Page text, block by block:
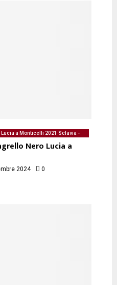
a Monticelli 2021 Sclavia -
Nero Lucia a
2024 0